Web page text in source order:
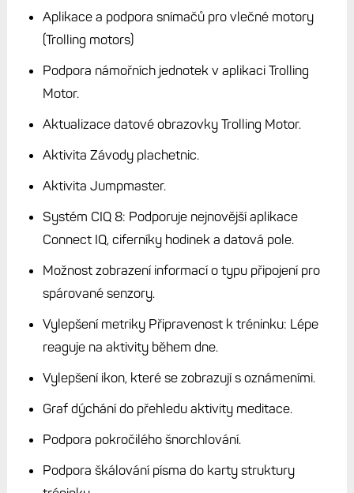
Aplikace a podpora snímačů pro vlečné motory
(Trolling motors)
Podpora námořních jednotek v aplikaci Trolling
Motor.
Aktualizace datové obrazovky Trolling Motor.
Aktivita Závody plachetnic.
Aktivita Jumpmaster.
Systém CIQ 8: Podporuje nejnovější aplikace
Connect IQ, ciferníky hodinek a datová pole.
Možnost zobrazení informací o typu připojení pro
spárované senzory.
Vylepšení metriky Připravenost k tréninku: Lépe
reaguje na aktivity během dne.
Vylepšení ikon, které se zobrazují s oznámeními.
Graf dýchání do přehledu aktivity meditace.
Podpora pokročilého šnorchlování.
Podpora škálování písma do karty struktury